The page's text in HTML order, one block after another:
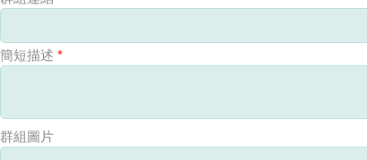
簡短描述 *
群組圖片